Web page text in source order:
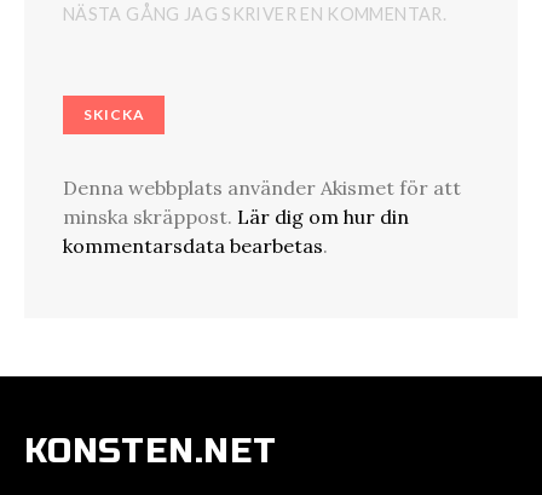
NÄSTA GÅNG JAG SKRIVER EN KOMMENTAR.
Denna webbplats använder Akismet för att
minska skräppost. Lär dig om hur din
kommentarsdata bearbetas.
KONSTEN.NET